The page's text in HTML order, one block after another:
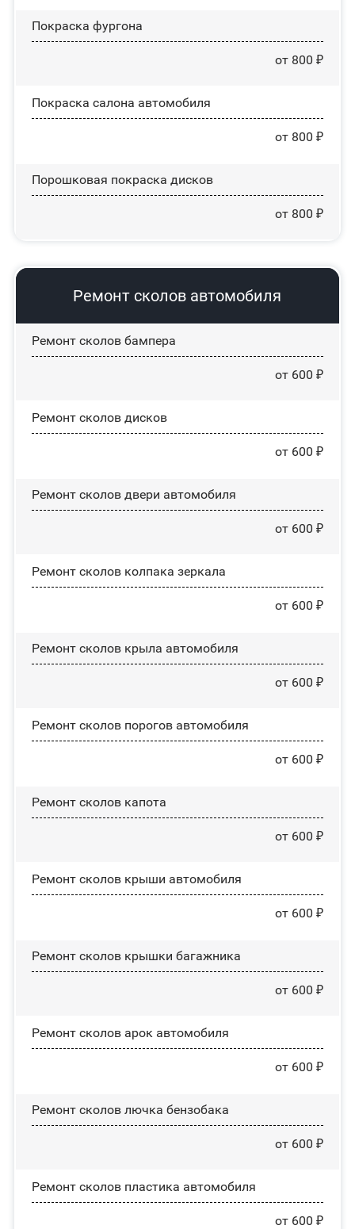
Покраска фургона
от 800 ₽
Покраска салона автомобиля
от 800 ₽
Порошковая покраска дисков
от 800 ₽
Ремонт сколов автомобиля
Ремонт сколов бампера
от 600 ₽
Ремонт сколов дисков
от 600 ₽
Ремонт сколов двери автомобиля
от 600 ₽
Ремонт сколов колпака зеркала
от 600 ₽
Ремонт сколов крыла автомобиля
от 600 ₽
Ремонт сколов порогов автомобиля
от 600 ₽
Ремонт сколов капота
от 600 ₽
Ремонт сколов крыши автомобиля
от 600 ₽
Ремонт сколов крышки багажника
от 600 ₽
Ремонт сколов арок автомобиля
от 600 ₽
Ремонт сколов лючка бензобака
от 600 ₽
Ремонт сколов пластика автомобиля
от 600 ₽